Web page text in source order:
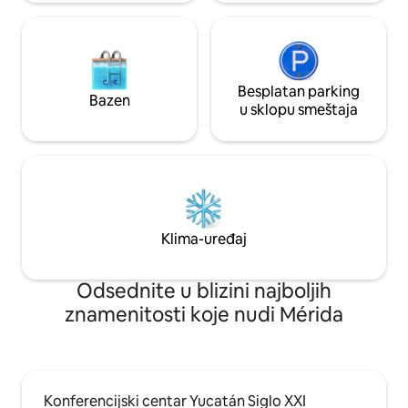
Bazen
Besplatan parking
u sklopu smeštaja
Klima-uređaj
Odsednite u blizini najboljih
znamenitosti koje nudi Mérida
Konferencijski centar Yucatán Siglo XXI